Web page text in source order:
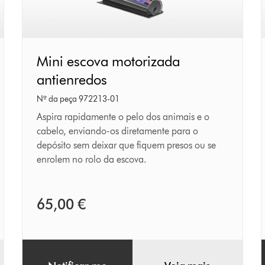
Mini
escova
motorizada
antienredos
Mini escova motorizada
antienredos
Nº da peça 972213-01
Aspira rapidamente o pelo dos animais e o
cabelo, enviando-os diretamente para o
depósito sem deixar que fiquem presos ou se
enrolem no rolo da escova.
65,00 €